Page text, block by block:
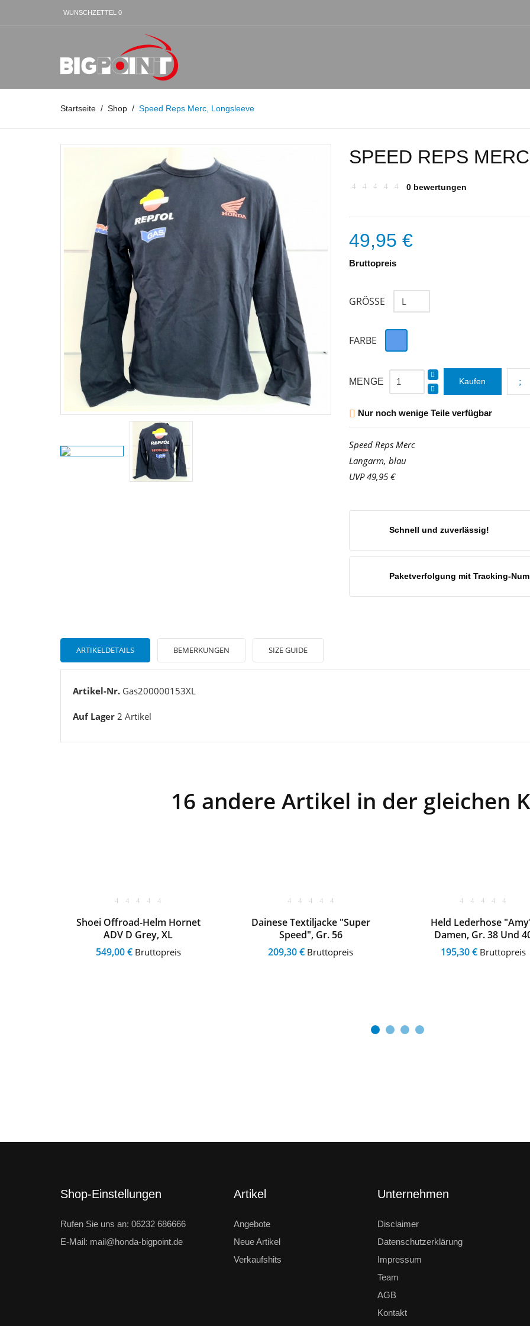
WUNSCHZETTEL 0
Startseite Shop Speed Reps Merc, Longsleeve
SPEED REPS
0 bewertungen
49,95 €
Bruttopreis
GRÖSSE
FARBE
MENGE Kaufen
 Nur noch wenige Teile verfügbar
Speed Reps Merc
Langarm, blau
UVP 49,95 €
Schnell und zuverlässig!
Paketverfolgung mit Tracking-
ARTIKELDETAILS BEMERKUNGEN SIZE GUIDE
Artikel-Nr. Gas200000153XL
Auf Lager 2 Artikel
16 andere Artikel in der gleichen
Shoei Offroad-Helm Hornet
ADV D Grey, XL
549,00 €Bruttopreis
Dainese Textiljacke "Super
Speed", Gr. 56
209,30 € Bruttopreis
Held Lederhose
Damen, Gr. 38 Und
195,30 €Bruttopreis
Shop-Einstellungen
Rufen Sie uns an: 06232 686666
E-Mail: mail@honda-bigpoint.de
Artikel
Angebote
Neue Artikel
Verkaufshits
Unternehmen
Disclaimer
Datenschutzerklärung
Impressum
Team
AGB
Kontakt